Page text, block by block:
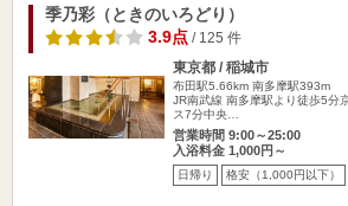
季乃彩（ときのいろどり）
3.9点/ 125 件
東京都 / 稲城市
布田駅5.66km 南多摩駅393m
JR南武線 南多摩駅より徒歩5分
ス7分中央…
営業時間 9:00～25:00
入浴料金 1,000円～
日帰り 格安（1,000円以下）